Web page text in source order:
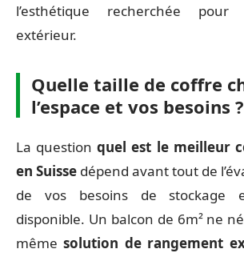
l’esthétique recherchée
extérieur.
Quelle taille de coffre
l’espace et vos besoins ?
La questionquel est le meilleur
en Suisse dépend avant tout de
de vos besoins de stockage
disponible. Un balcon de 6m² ne
mêmesolution de rangement